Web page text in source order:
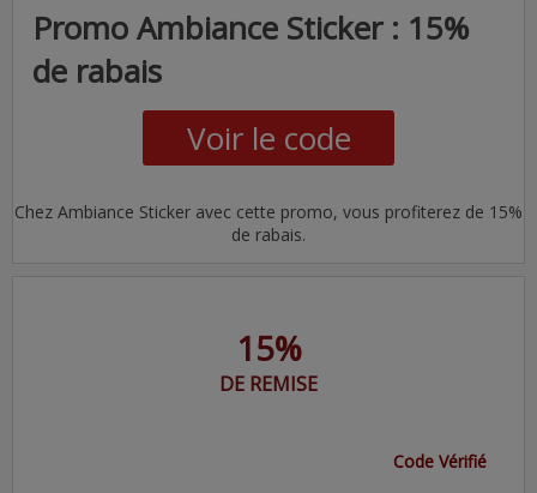
Promo Ambiance Sticker : 15%
de rabais
Voir le code
Chez Ambiance Sticker avec cette promo, vous profiterez de 15%
de rabais.
15%
DE REMISE
Code Vérifié